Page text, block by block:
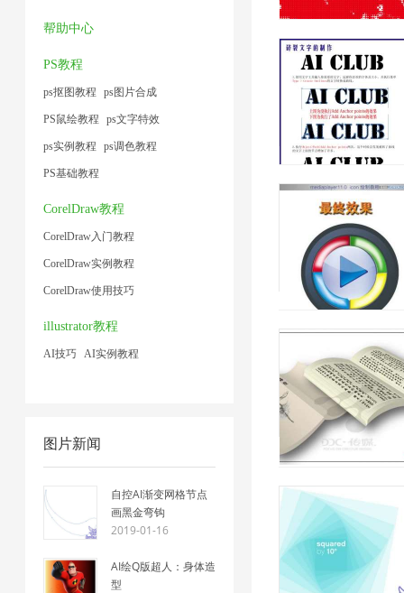
1
帮助中心
PS教程
ps抠图教程 ps图片合成
PS鼠绘教程 ps文字特效
ps实例教程 ps调色教程
PS基础教程
CorelDraw教程
CorelDraw入门教程
CorelDraw实例教程
CorelDraw使用技巧
illustrator教程
AI技巧 AI实例教程
图片新闻
自控AI渐变网格节点
画黑金弯钩
2019-01-16
AI绘Q版超人：身体造
型